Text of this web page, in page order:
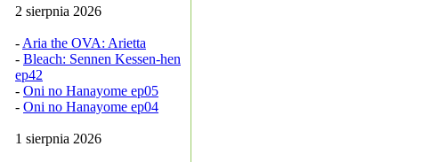
2 sierpnia 2026
- Aria the OVA: Arietta
- Bleach: Sennen Kessen-hen
ep42
- Oni no Hanayome ep05
- Oni no Hanayome ep04
1 sierpnia 2026